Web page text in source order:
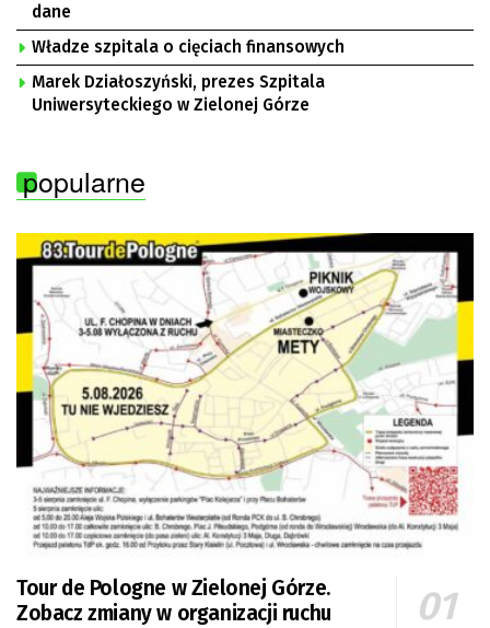
dane
Władze szpitala o cięciach finansowych
Marek Działoszyński, prezes Szpitala
Uniwersyteckiego w Zielonej Górze
popularne
Tour de Pologne w Zielonej Górze.
Zobacz zmiany w organizacji ruchu